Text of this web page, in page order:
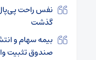
گذشت
صندوق تثبیت